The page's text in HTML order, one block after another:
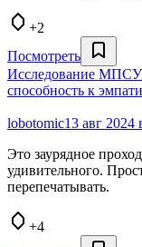
+2
Посмотреть
Исследование МПСУ:
способность к
lobotomic13 авг 2024
Это заурядное
удивительного.
перепечатывать.
+4